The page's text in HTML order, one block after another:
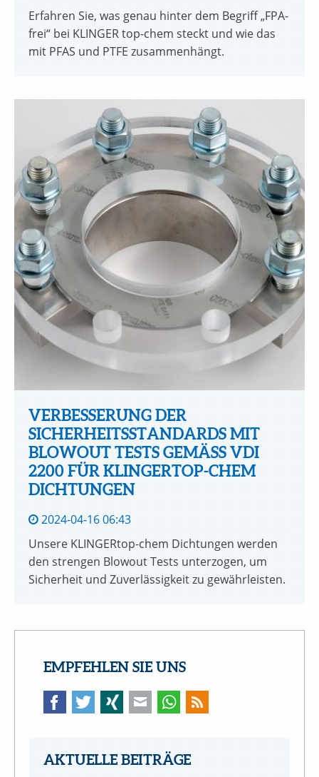
Erfahren Sie, was genau hinter dem Begriff „FPA-
frei“ bei KLINGER top-chem steckt und wie das
mit PFAS und PTFE zusammenhängt.
VERBESSERUNG DER
SICHERHEITSSTANDARDS MIT
BLOWOUT TESTS GEMÄSS VDI 2
200 FÜR KLINGERTOP-CHEM D
ICHTUNGEN
2024-04-16 06:43
Unsere KLINGERtop-chem Dichtungen werden
den strengen Blowout Tests unterzogen, um
Sicherheit und Zuverlässigkeit zu gewährleisten.
EMPFEHLEN SIE UNS
Facebook
Twitter Xing Mail WhatsApp
AKTUELLE BEITRÄGE